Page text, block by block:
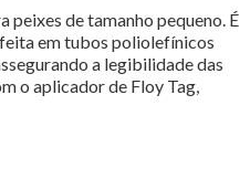
de tamanho pequeno. É
em tubos poliolefínicos
a legibilidade das
o aplicador de Floy Tag